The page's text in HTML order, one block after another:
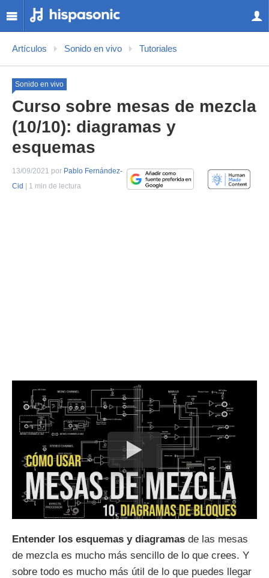
Artículos Sonido en vivo Tutoriales
Sonido en vivo
Curso sobre mesas de mezcla
(10/10): diagramas y
esquemas
13/09/2021 por Pablo Fernández-
Cid
| 1 min de lectura
Entender los esquemas y diagramas de las mesas
de mezcla es mucho más sencillo de lo que crees. Y
sobre todo es mucho más útil de lo que puedes llegar